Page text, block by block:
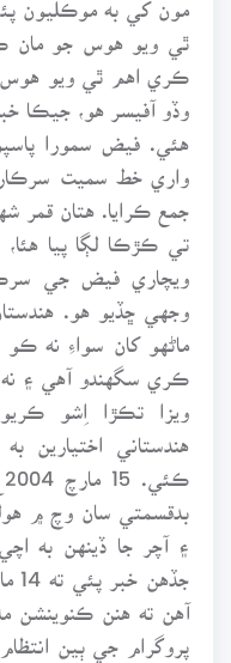
ٿي ويو هوس جو مان ڪو
ڪري اهم ٿي ويو هوس
وڏو آفيسر هو، جيڪا
هئي. فيض سمورا
واري خط سميت
جمع ڪرايا. هتان قمر
تي ڪڙڪا لڳا پيا
ويچاري فيض جي
وجهي ڇڏيو هو.
ماڻهو کان سواءِ نه
ڪري سگهندو آهي ۽
ويزا تڪڙا اِشو
هندستاني
بدقسمتي سان وچ ۾
۽ آچر جا ڏينهن به
آهن ته هنن ڪنوينشن
پروگرام جي ٻين